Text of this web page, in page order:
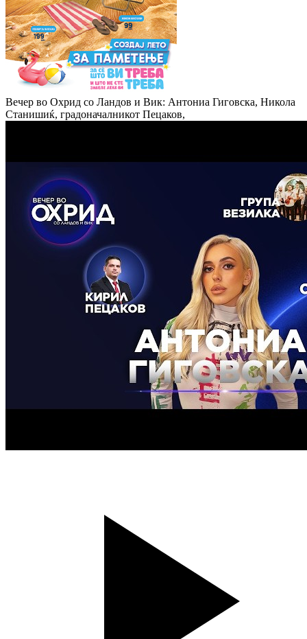
Вечер во Охрид со Ландов и Вик: Антониа Гиговска, Никола
Станишиќ, градоначалникот Пецаков,